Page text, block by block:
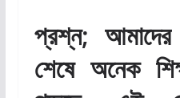
প্রশ্ন; আমাদের
শেষে অনেক